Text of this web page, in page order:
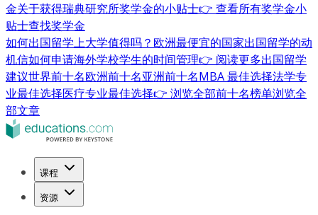
金关于获得瑞典研究所奖学金的小贴士👉 查看所有奖学金小
贴士查找奖学金
如何出国留学上大学值得吗？ 欧洲最便宜的国家出国留学的动
机信如何申请海外学校学生的时间管理👉 阅读更多出国留学
建议世界前十名欧洲前十名亚洲前十名MBA 最佳选择法学专
业最佳选择医疗专业最佳选择👉 浏览全部前十名榜单浏览全
部文章
课程
资源